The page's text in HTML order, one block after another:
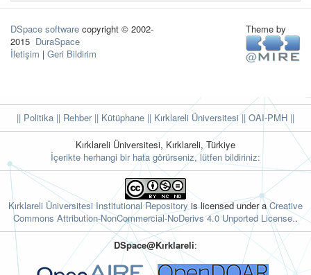
DSpace software copyright © 2002-
2015 DuraSpace
İletişim | Geri Bildirim
Theme by
|| Politika || Rehber|| Kütüphane || Kırklareli Üniversitesi || OAI-PMH ||
Kırklareli Üniversitesi, Kırklareli, Türkiye
İçerikte herhangi bir hata görürseniz, lütfen bildiriniz:
Kırklareli Üniversitesi Institutional Repository is licensed under aCreative
Commons Attribution-NonCommercial-NoDerivs 4.0 Unported License..
DSpace@Kırklareli: